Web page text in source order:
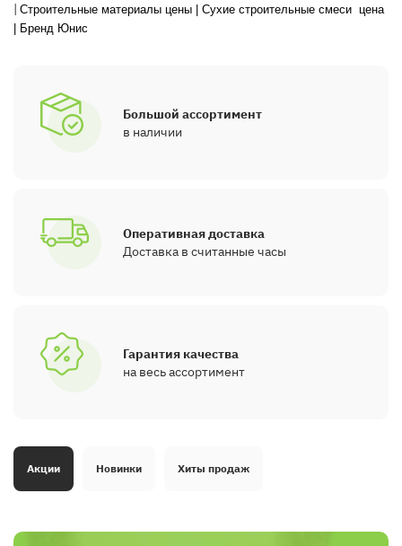
| Строительные материалы цены
Сухие строительные смеси цена
Бренд Юнис
Большой ассортимент
в наличии
Оперативная доставка
Доставка в считанные часы
Гарантия качества
на весь ассортимент
Акции Новинки Хиты продаж